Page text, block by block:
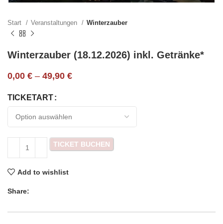
Start Veranstaltungen Winterzauber
Winterzauber (18.12.2026) inkl. Getränke*
0,00 € – 49,90 €
TICKETART
TICKET BUCHEN
Add to wishlist
Share: